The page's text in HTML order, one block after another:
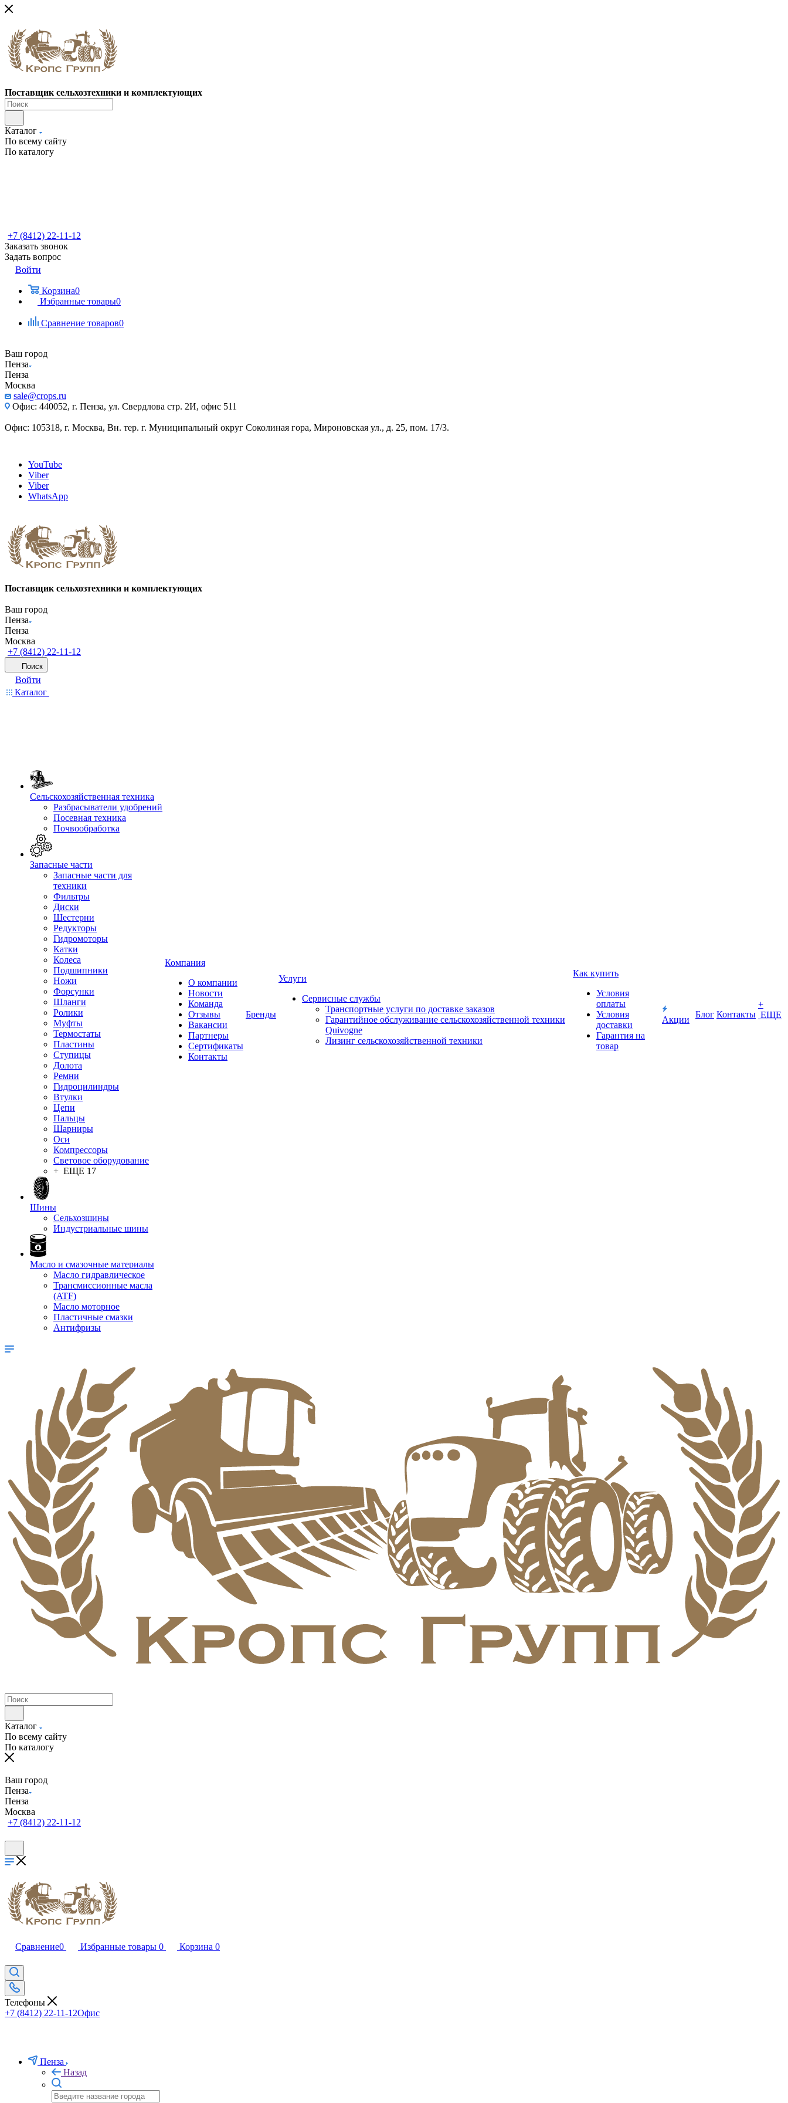
Поставщик сельхозтехники и комплектующих
Каталог
По всему сайту
По каталогу
+7 (8412) 22-11-12
Заказать звонок
Задать вопрос
Войти
Корзина0
Избранные товары0
Сравнение товаров0
Ваш город
Пенза
Пенза
Москва
sale@crops.ru
Офис: 440052, г. Пенза, ул. Свердлова стр. 2И, офис 511
Офис: 105318, г. Москва, Вн. тер. г. Муниципальный округ Соколиная гора, Мироновская ул., д. 25, пом. 17/3.
YouTube
Viber
Viber
WhatsApp
Поставщик сельхозтехники и комплектующих
Ваш город
Пенза
Пенза
Москва
+7 (8412) 22-11-12
Поиск
Войти
Каталог
Сельскохозяйственная техника
Разбрасыватели удобрений
Посевная техника
Почвообработка
Запасные части
Запасные части для
техники
Фильтры
Диски
Шестерни
Редукторы
Гидромоторы
Катки
Колеса
Подшипники
Ножи
Форсунки
Шланги
Ролики
Муфты
Термостаты
Пластины
Ступицы
Долота
Ремни
Гидроцилиндры
Втулки
Цепи
Пальцы
Шарниры
Оси
Компрессоры
Световое оборудование
+ ЕЩЕ 17
Шины
Сельхозшины
Индустриальные шины
Масло и смазочные материалы
Масло гидравлическое
Трансмиссионные масла
(ATF)
Масло моторное
Пластичные смазки
Антифризы
Компания
О компании
Новости
Команда
Отзывы
Вакансии
Партнеры
Сертификаты
Контакты
Бренды
Услуги
Сервисные службы
Транспортные услуги по доставке заказов
Гарантийное обслуживание сельскохозяйственной техники
Quivogne
Лизинг сельскохозяйственной техники
Как купить
Условия
оплаты
Условия
доставки
Гарантия на
товар
Акции
Блог Контакты
+
ЕЩЕ
Каталог
По всему сайту
По каталогу
Ваш город
Пенза
Пенза
Москва
+7 (8412) 22-11-12
Сравнение0 Избранные товары 0 Корзина 0
Телефоны
+7 (8412) 22-11-12Офис
Пенза
Назад